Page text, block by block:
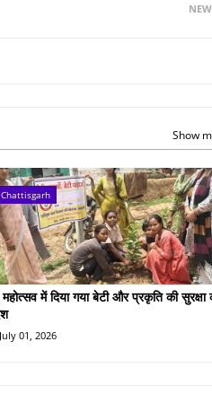
Show
Chattisgarh
में दिया गया बेटी और प्रकृति की सुरक्षा
July 01, 2026